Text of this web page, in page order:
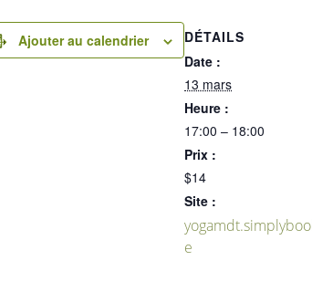
Ajouter au calendrier
DÉTAILS
Date :
13 mars
Heure :
17:00 – 18:00
Prix :
$14
Site :
e